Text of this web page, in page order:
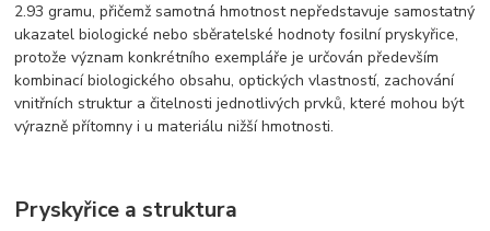
2.93 gramu, přičemž samotná hmotnost nepředstavuje samostatný
ukazatel biologické nebo sběratelské hodnoty fosilní pryskyřice,
protože význam konkrétního exempláře je určován především
kombinací biologického obsahu, optických vlastností, zachování
vnitřních struktur a čitelnosti jednotlivých prvků, které mohou být
výrazně přítomny i u materiálu nižší hmotnosti.
Pryskyřice a struktura